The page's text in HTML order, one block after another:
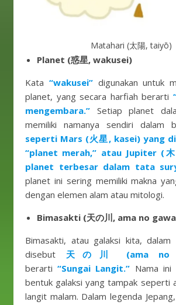
Matahari (太陽, taiyō)
Planet (惑星, wakusei)
Kata “wakusei”digunakan untuk
planet, yang secara harfiah berarti
mengembara.” Setiap planet
memiliki namanya sendiri dalam
seperti Mars (火星, kasei) yang
“planet merah,” atau Jupiter (
planet terbesar dalam tata
planet ini sering memiliki makna
dengan elemen alam atau mitologi.
Bimasakti (天の川, ama no
Bimasakti, atau galaksi kita, dalam
disebut
天の川 (ama no
berarti “Sungai Langit.” Nama ini
bentuk galaksi yang tampak seperti
langit malam. Dalam legenda